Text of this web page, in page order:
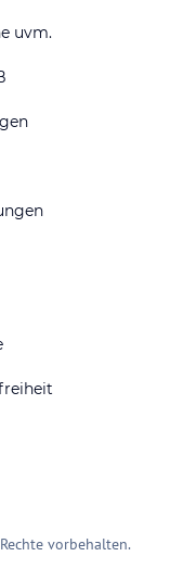
uvm.
vorbehalten.